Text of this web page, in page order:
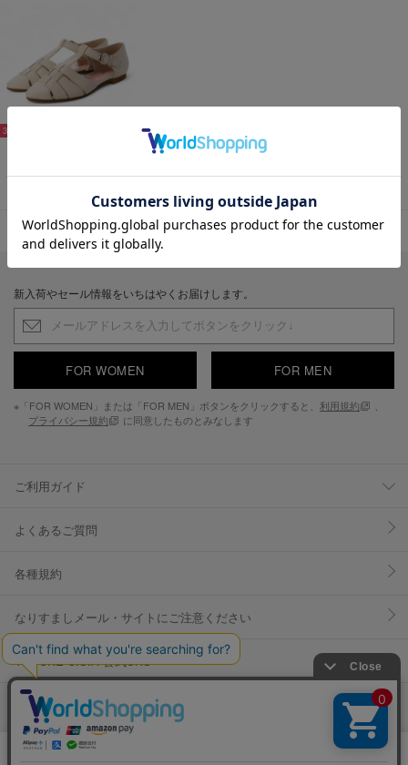
30%
￥9,856
表示順 : 1 ～ 4件 (全4件)
新入荷やセール情報をいちはやくお届けします。
FOR WOMEN FOR MEN
※「FOR WOMEN」または「FOR MEN」ボタンをクリックすると、 利用規約
プライバシー規約
に同意したものとみなします
ご利用ガイド
よくあるご質問
各種規約
なりすましメール・サイトにご注意ください
YOSUKE U.S.A 公式SNS